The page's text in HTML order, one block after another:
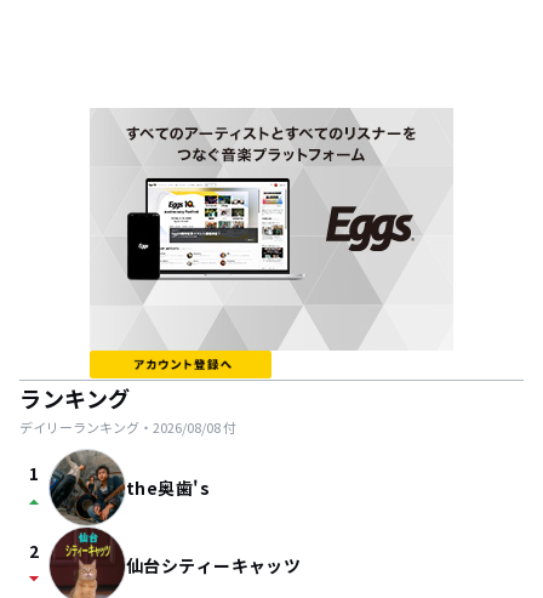
ランキング
デイリーランキング・ 2026/08/08付
1
arrow_drop_up the奥歯's
2
arrow_drop_down 仙台シティーキャッツ